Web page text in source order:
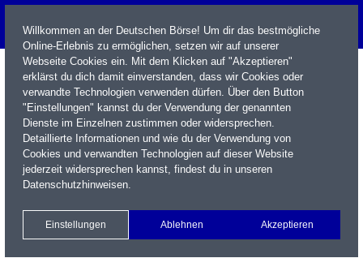
Name / WKN / ISIN / Kürzel
Xetra Realtime
Watchlist Portfolio Login
Willkommen an der Deutschen Börse! Um dir das bestmögliche
Online-Erlebnis zu ermöglichen, setzen wir auf unserer
Webseite Cookies ein. Mit dem Klicken auf "Akzeptieren"
erklärst du dich damit einverstanden, dass wir Cookies oder
verwandte Technologien verwenden dürfen. Über den Button
"Einstellungen" kannst du der Verwendung der genannten
Dienste im Einzelnen zustimmen oder widersprechen.
Detaillierte Informationen und wie du der Verwendung von
Cookies und verwandten Technologien auf dieser Website
jederzeit widersprechen kannst, findest du in unseren
Datenschutzhinweisen.
Einstellungen Ablehnen Akzeptieren